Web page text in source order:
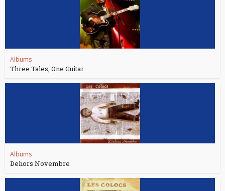
Albums
Three Tales, One Guitar
Albums
Dehors Novembre